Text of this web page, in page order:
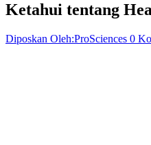
Ketahui tentang
Diposkan Oleh:ProSciences 0